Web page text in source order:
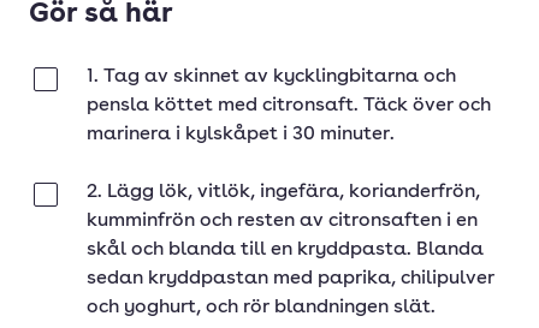
Gör så här
1. Tag av skinnet av kycklingbitarna och
pensla köttet med citronsaft. Täck över och
marinera i kylskåpet i 30 minuter.
2. Lägg lök, vitlök, ingefära, korianderfrön,
kumminfrön och resten av citronsaften i en
skål och blanda till en kryddpasta. Blanda
sedan kryddpastan med paprika, chilipulver
och yoghurt, och rör blandningen slät.